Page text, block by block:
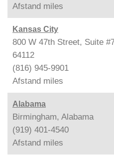
Afstand miles
Kansas City
800 W 47th Street, Suite
64112
(816) 945-9901
Afstand miles
Alabama
Birmingham, Alabama
(919) 401-4540
Afstand miles